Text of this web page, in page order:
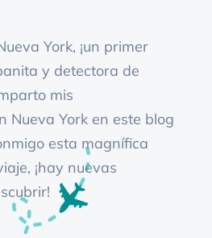
York, ¡un primer
y detectora de
mis
Nueva York en este blog
esta magnífica
¡hay nuevas